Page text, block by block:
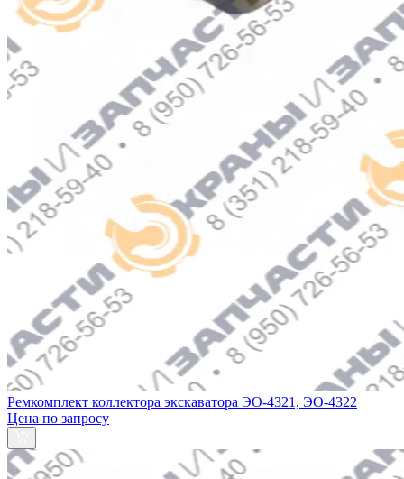
Ремкомплект коллектора экскаватора ЭО-4321, ЭО-4322
Цена по запросу